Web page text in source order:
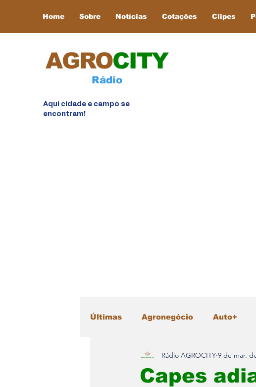
Home Sobre Notícias Cotações Clipes
AGROCITY
Rádio
Aqui cidade e campo se
encontram!
Últimas Agronegócio Auto+
Educação Esportes
Capes
Rádio AGROCITY 9 de mar.